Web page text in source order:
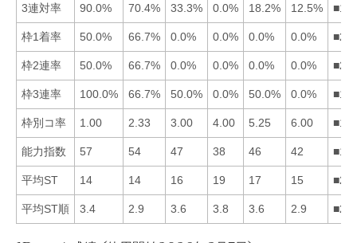
3連対率 90.0% 70.4% 33.3% 0.0% 18.2% 12.5%
枠1着率 50.0% 66.7% 0.0% 0.0% 0.0% 0.0%
枠2連率 50.0% 66.7% 0.0% 0.0% 0.0% 0.0%
枠3連率 100.0% 66.7% 50.0% 0.0% 50.0% 0.0%
枠別コ率 1.00 2.33 3.00 4.00 5.25 6.00
能力指数 57 54 47 38 46 42
平均ST 14 14 16 19 17 15
平均ST順 3.4 2.9 3.6 3.8 3.6 2.9